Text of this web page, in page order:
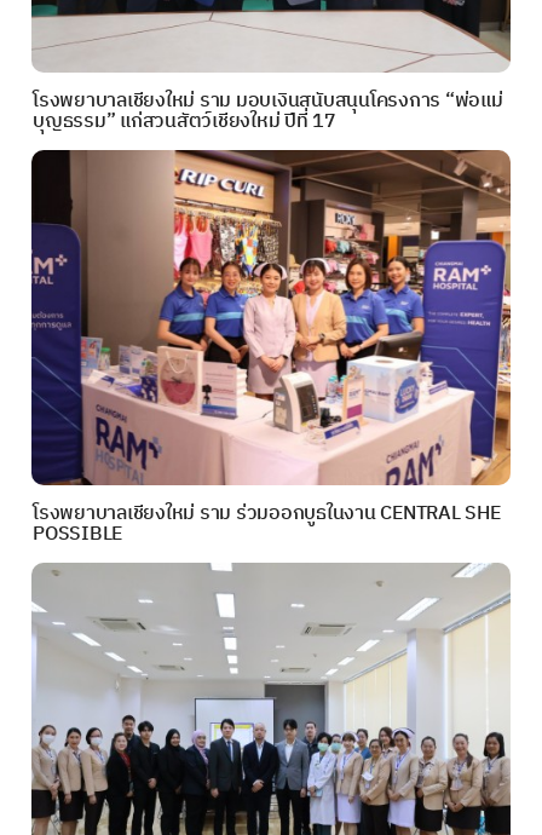
โรงพยาบาลเชียงใหม่ ราม มอบเงินสนับสนุนโครงการ “พ่อแม่
บุญธรรม” แก่สวนสัตว์เชียงใหม่ ปีที่ 17
โรงพยาบาลเชียงใหม่ ราม ร่วมออกบูธในงาน CENTRAL SHE
POSSIBLE